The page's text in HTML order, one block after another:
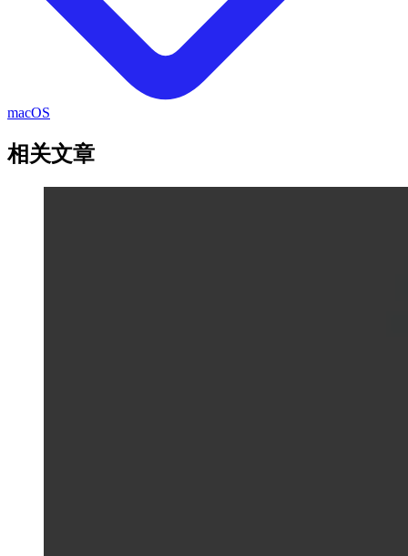
macOS
相关文章